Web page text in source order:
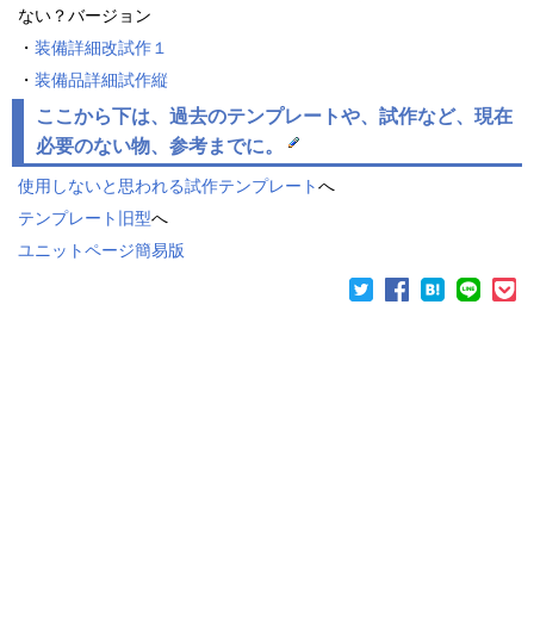
ない？バージョン
・ 装備詳細改試作１
・ 装備品詳細試作縦
ここから下は、過去のテンプレートや、試作など、現在
必要のない物、参考までに。
使用しないと思われる試作テンプレートへ
テンプレート旧型へ
ユニットページ簡易版